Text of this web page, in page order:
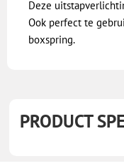
Deze
Ook perfect te
boxspring.
PRODUCT